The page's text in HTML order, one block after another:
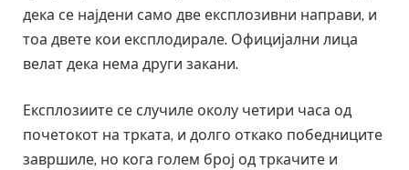
дека се најдени само две експлозивни направи, и
тоа двете кои експлодирале. Официјални лица
велат дека нема други закани.
Експлозиите се случиле околу четири часа од
почетокот на трката, и долго откако победниците
завршиле, но кога голем број од тркачите и